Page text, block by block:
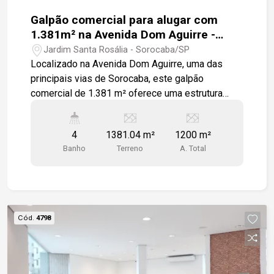
Galpão comercial para alugar com
1.381m² na Avenida Dom Aguirre -
Sorocaba
Jardim Santa Rosália - Sorocaba/SP
Localizado na Avenida Dom Aguirre, uma das
principais vias de Sorocaba, este galpão
comercial de 1.381 m² oferece uma estrutura
empresariais. Com 186 vagas de
estacionamento, o espaço é ideal para grandes
operações. No andar inferior, a área interna é
distribuídos estrategicamente, além de uma
iluminação moderna que proporciona um
ambiente seguro e agradável. São
disponibilizados dois banheiros, um masculino e
um feminino, ambos adaptados para pessoas
4
Banho
1381.04 m²
Terreno
1200 m²
A. Total
Cód. 4798